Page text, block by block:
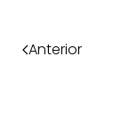
Anterior